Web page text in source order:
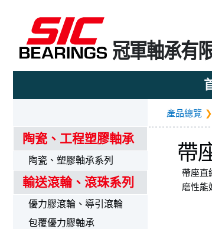
冠軍軸承有
陶瓷、工程塑膠軸承
陶瓷、塑膠軸承系列
輸送滾輪、滾珠系列
優力膠滾輪、導引滾輪
包覆優力膠軸承
產品總覽
帶
帶座直
磨性能